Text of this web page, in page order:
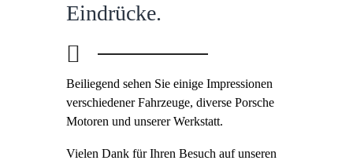
Eindrücke.
Beiliegend sehen Sie einige Impressionen
verschiedener Fahrzeuge, diverse Porsche
Motoren und unserer Werkstatt.
Vielen Dank für Ihren Besuch auf unseren